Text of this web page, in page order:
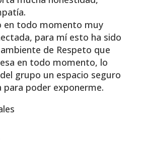
en todo momento muy
para mí esto ha sido
de Respeto que
en todo momento, lo
grupo un espacio seguro
para poder exponerme.